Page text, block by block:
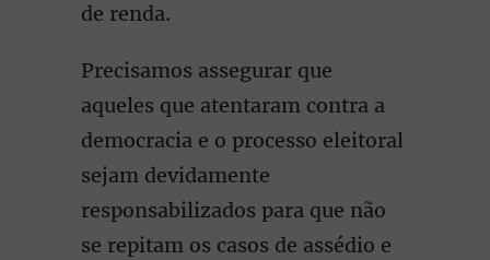
de renda.
Precisamos assegurar que
aqueles que atentaram contra a
democracia e o processo eleitoral
sejam devidamente
responsabilizados para que não
se repitam os casos de assédio e